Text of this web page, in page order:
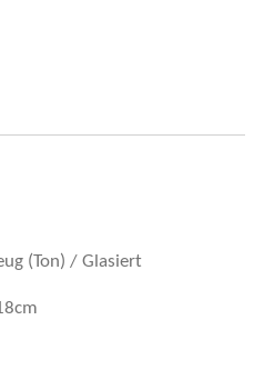
(Ton) / Glasiert